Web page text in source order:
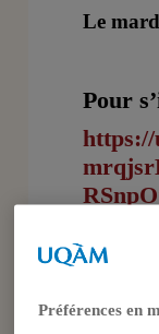
Le
Pour
déesses
Préférences en